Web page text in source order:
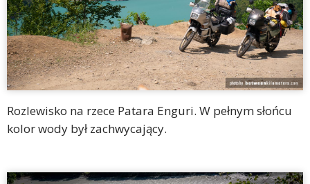
Rozlewisko na rzece Patara Enguri. W pełnym słońcu
kolor wody był zachwycający.